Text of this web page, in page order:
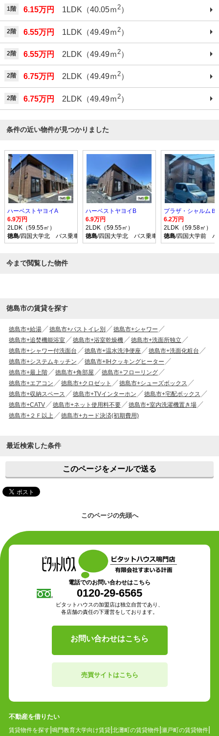
1階 6.15万円 1LDK（40.05ｍ2）
2階 6.55万円 1LDK（49.49ｍ 2）
2階 6.55万円 2LDK（49.49ｍ 2）
2階 6.75万円 2LDK（49.49ｍ2）
2階 6.75万円 2LDK（49.49ｍ 2）
条件の近い物件が見つかりました
ハーベストヤヨイA
6.9万円
2LDK（59.55㎡）
徳島/四国大学北 バス乗車時間21分 停歩3分
ハーベストヤヨイB
6.9万円
2LDK（59.55㎡）
徳島/四国大学北 バス乗車時間21分 停歩3分
プラザ・シャルムＢ
6.2万円
2LDK（59.58㎡）
徳島/四国大学前
今まで閲覧した物件
徳島市の賃貸を探す
徳島市+給湯 徳島市+バストイレ別
徳島市+シャワー
徳島市+追焚機能浴室
徳島市+浴室乾燥機
徳島市+洗面所独立
徳島市+シャワー付洗面台
徳島市+温水洗浄便座
徳島市+洗面化粧台
徳島市+システムキッチン
徳島市+IHクッキングヒーター
徳島市+最上階
徳島市+角部屋
徳島市+フローリング
徳島市+エアコン
徳島市+クロゼット
徳島市+シューズボックス
徳島市+収納スペース
徳島市+TVインターホン
徳島市+宅配ボックス
徳島市+CATV
徳島市+ネット使用料不要
徳島市+室内洗濯機置き場
徳島市+２Ｆ以上
徳島市+カード決済(初期費用)
最近検索した条件
このページをメールで送る
このページの先頭へ
電話でのお問い合わせはこちら
0120-29-6565
ピタットハウスの加盟店は独立自営であり、
各店舗の責任の下運営をしております。
お問い合わせはこちら
売買サイトはこちら
不動産を借りたい
賃貸物件を探す 鳴門教育大学向け賃貸 北灘町の賃貸物件 瀬戸町の賃貸物件